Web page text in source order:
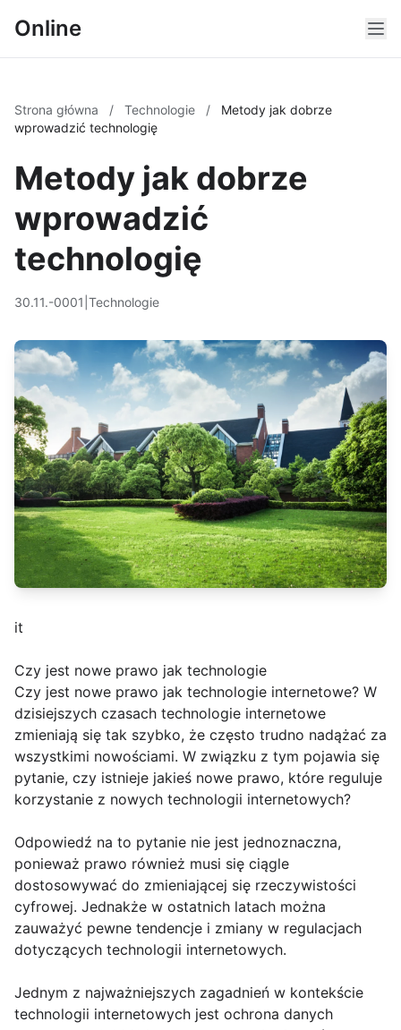
Online
Strona główna / Technologie /
Metody jak dobrze
wprowadzić technologię
Metody jak dobrze
wprowadzić
technologię
30.11.-0001 Technologie
it
Czy jest nowe prawo jak technologie
Czy jest nowe prawo jak technologie internetowe? W
dzisiejszych czasach technologie internetowe
zmieniają się tak szybko, że często trudno nadążać za
wszystkimi nowościami. W związku z tym pojawia się
pytanie, czy istnieje jakieś nowe prawo, które reguluje
korzystanie z nowych technologii internetowych?
Odpowiedź na to pytanie nie jest jednoznaczna,
ponieważ prawo również musi się ciągle
dostosowywać do zmieniającej się rzeczywistości
cyfrowej. Jednakże w ostatnich latach można
zauważyć pewne tendencje i zmiany w regulacjach
dotyczących technologii internetowych.
Jednym z najważniejszych zagadnień w kontekście
technologii internetowych jest ochrona danych